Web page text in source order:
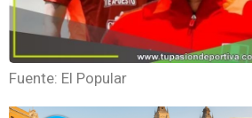
Fuente: El Popular